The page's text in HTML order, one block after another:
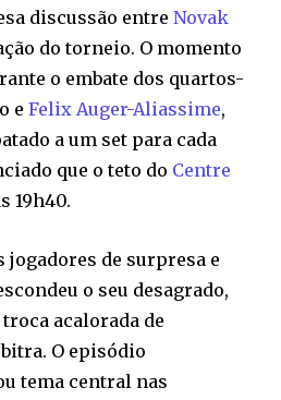
discussão entre Novak
do torneio. O momento
o embate dos quartos-
e Felix Auger-Aliassime,
a um set para cada
que o teto do Centre
19h40.
jogadores de surpresa e
o seu desagrado,
acalorada de
O episódio
tema central nas